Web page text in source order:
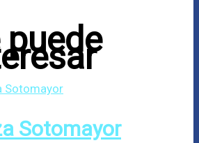
puede
Sotomayor